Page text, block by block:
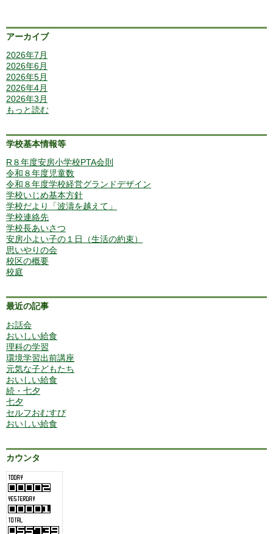
アーカイブ
2026年7月
2026年6月
2026年5月
2026年4月
2026年3月
もっと読む
学校基本情報等
R８年度安房小学校PTA会則
令和８年度児童数
令和８年度学校経営グランドデザイン
学校いじめ基本方針
学校だより「波濤を越えて」
学校連絡先
学校長あいさつ
安房小よい子の１日（生活の約束）
思いやりの会
校区の概要
校庭
最近の記事
お話会
おいしい給食
理科の学習
環境学習出前講座
元気な子どもたち
おいしい給食
続・七夕
七夕
セルフおむすび
おいしい給食
カウンタ